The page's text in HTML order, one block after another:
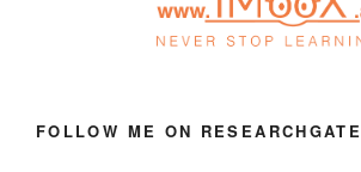
FOLLOW ME ON RESEARCHGATE